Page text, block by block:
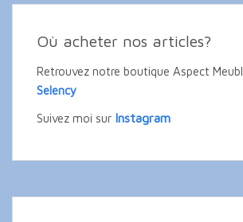
Où acheter nos articles?
Retrouvez notre boutique Aspect
Selency
Suivez moi sur Instagram